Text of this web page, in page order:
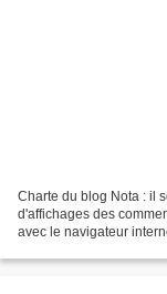
Charte du blog Nota : il
d'affichages des
avec le navigateur